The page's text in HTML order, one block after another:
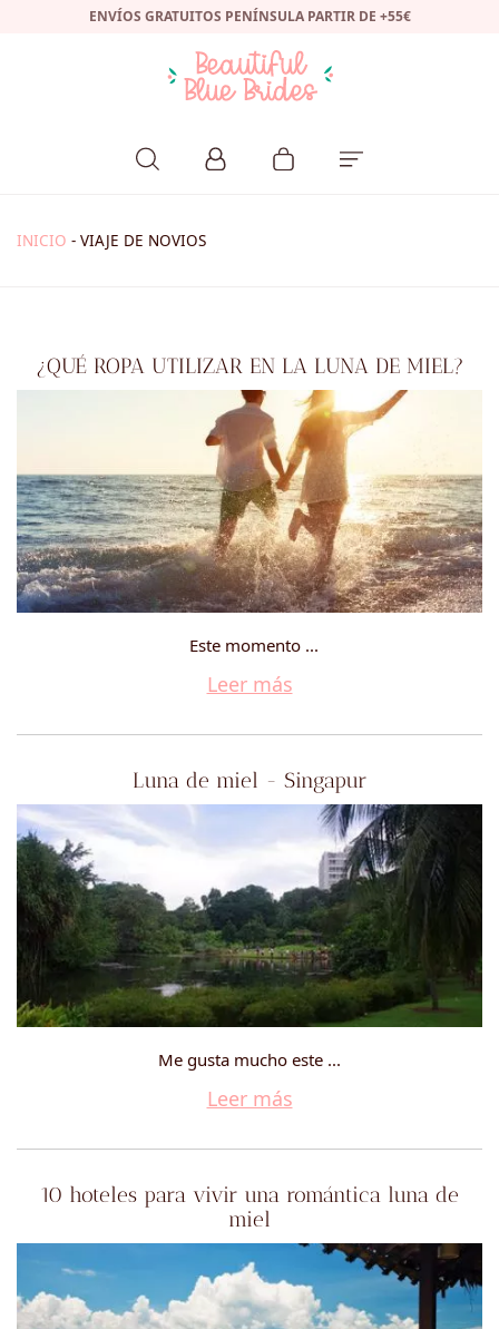
ENVÍOS GRATUITOS PENÍNSULA PARTIR DE +55€
INICIO - VIAJE DE NOVIOS
¿QUÉ ROPA UTILIZAR EN LA LUNA DE MIEL?
Este momento ...
Leer más
Luna de miel - Singapur
Me gusta mucho este ...
Leer más
10 hoteles para vivir una romántica luna de
miel